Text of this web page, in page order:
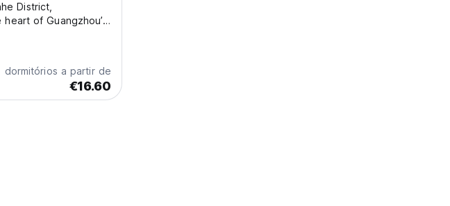
District,
of Guangzhou’s
to...
dormitórios a partir de
€16.60